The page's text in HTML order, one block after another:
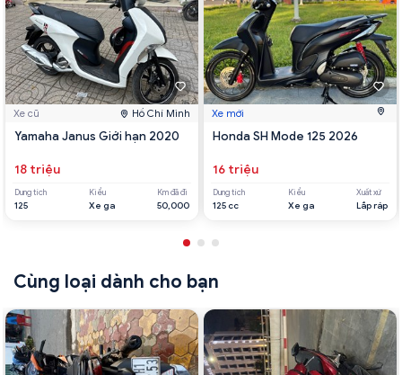
Xe cũ Hồ Chí Minh
Yamaha Janus Giới hạn 2020
18 triệu
Dung tích
125
Kiểu
Xe ga
Km đã đi
50,000
Xe mới
Honda SH Mode 125 2026
16 triệu
Dung tích
125 cc
Kiểu
Xe ga
Xuất xứ
Lắp ráp
Cùng loại dành cho bạn